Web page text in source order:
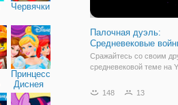
Червячки
Принцессы
Диснея
Палочная дуэль:
Средневековые
Сражайтесь со своим
средневековой теме на
дуэльной игре Stick
148 13